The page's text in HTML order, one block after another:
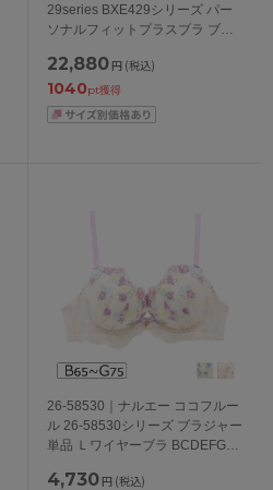
29series BXE429シリーズ パー
ソナルフィットプラスブラ ブラ
ー 65/70/75cm
22,880 円 (税込)
1040pt獲得
26-58530｜ナルエー ココフルー
ル 26-58530シリーズ ブラジャー
単品 Ｌワイヤーブラ BCDEFGカ
4,730 円 (税込)